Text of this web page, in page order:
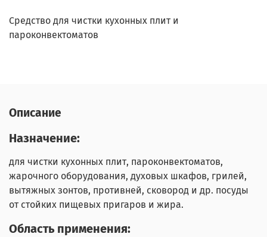
Средство для чистки кухонных плит и
пароконвектоматов
Описание
Назначение:
для чистки кухонных плит, пароконвектоматов,
жарочного оборудования, духовых шкафов, грилей,
вытяжных зонтов, противней, сковород и др. посуды
от стойких пищевых пригаров и жира.
Область применения: